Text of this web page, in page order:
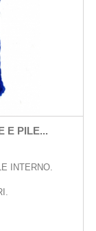
E PILE...
INTERNO.